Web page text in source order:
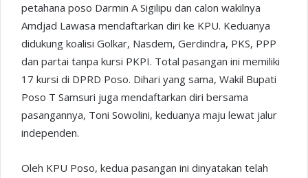
petahana poso Darmin A Sigilipu dan calon wakilnya
Amdjad Lawasa mendaftarkan diri ke KPU. Keduanya
didukung koalisi Golkar, Nasdem, Gerdindra, PKS, PPP
dan partai tanpa kursi PKPI. Total pasangan ini memiliki
17 kursi di DPRD Poso. Dihari yang sama, Wakil Bupati
Poso T Samsuri juga mendaftarkan diri bersama
pasangannya, Toni Sowolini, keduanya maju lewat jalur
independen.
Oleh KPU Poso, kedua pasangan ini dinyatakan telah